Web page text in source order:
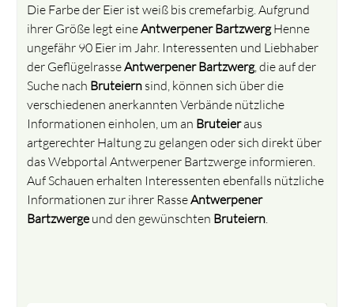
Die Farbe der Eier ist weiß bis cremefarbig. Aufgrund
ihrer Größe legt eineAntwerpener BartzwergHenne
ungefähr 90 Eier im Jahr. Interessenten und Liebhaber
der GeflügelrasseAntwerpener Bartzwerg, die auf der
Suche nach Bruteiern sind, können sich über die
verschiedenen anerkannten Verbände nützliche
Informationen einholen, um an Bruteieraus
artgerechter Haltung zu gelangen oder sich direkt über
das Webportal Antwerpener Bartzwerge informieren.
Auf Schauen erhalten Interessenten ebenfalls nützliche
Informationen zur ihrer RasseAntwerpener
Bartzwerge und den gewünschten Bruteiern